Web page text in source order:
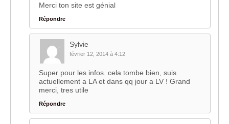
Merci ton site est génial
Répondre
Sylvie
février 12, 2014 à 4:12
Super pour les infos. cela tombe bien, suis
actuellement a LA et dans qq jour a LV ! Grand
merci, tres utile
Répondre